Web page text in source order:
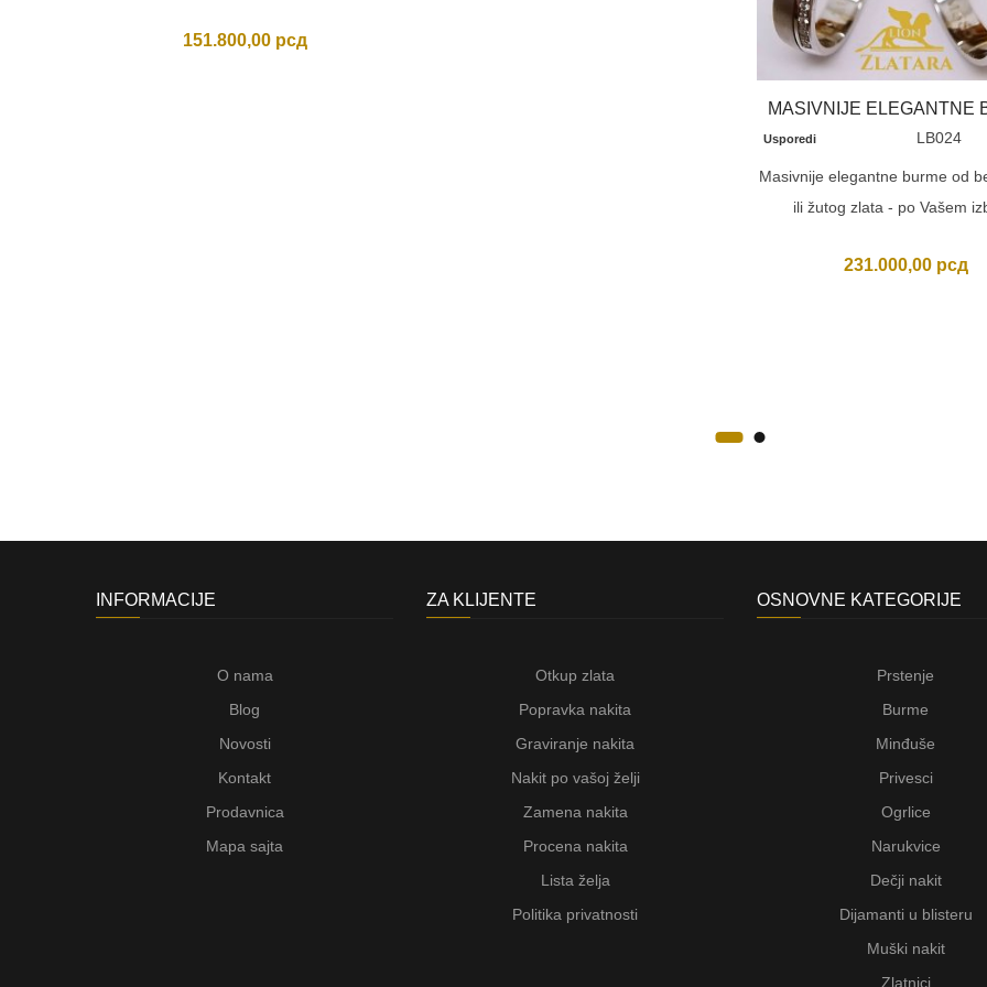
151.800,00 рсд
MASIVNIJE ELEGANTNE
Usporedi LB024
Masivnije elegantne burme od
ili žutog zlata - po Vašem
231.000,00 рсд
INFORMACIJE
O nama
Blog
Novosti
Kontakt
Prodavnica
Mapa sajta
ZA KLIJENTE
Otkup zlata
Popravka nakita
Graviranje nakita
Nakit po vašoj želji
Zamena nakita
Procena nakita
Lista želja
Politika privatnosti
OSNOVNE KATEGORIJE
Prstenje
Burme
Minđuše
Privesci
Ogrlice
Narukvice
Dečji nakit
Dijamanti u blisteru
Muški nakit
Zlatnici